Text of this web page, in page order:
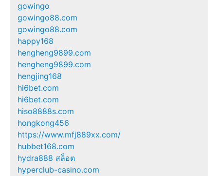
gowingo
gowingo88.com
gowingo88.com
happy168
hengheng9899.com
hengheng9899.com
hengjing168
hi6bet.com
hi6bet.com
hiso8888s.com
hongkong456
https://www.mfj889xx.com/
hubbet168.com
hydra888 สล็อต
hyperclub-casino.com